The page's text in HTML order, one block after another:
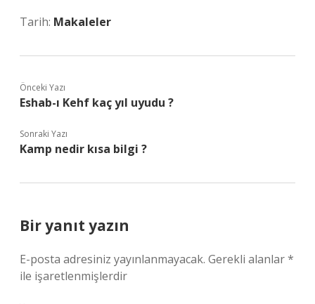
Tarih: Makaleler
Önceki Yazı
Eshab-ı Kehf kaç yıl uyudu ?
Sonraki Yazı
Kamp nedir kısa bilgi ?
Bir yanıt yazın
E-posta adresiniz yayınlanmayacak. Gerekli alanlar*
ile işaretlenmişlerdir